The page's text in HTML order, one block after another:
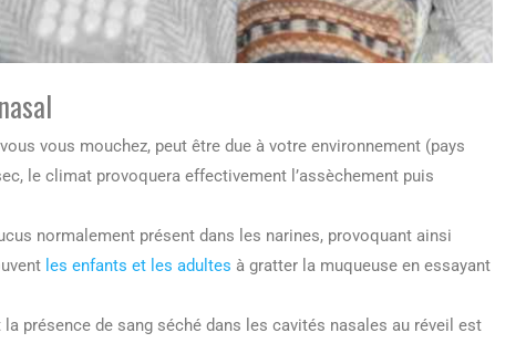
vous mouchez, peut être due à votre environnement (pays
le climat provoquera effectivement l’assèchement puis
normalement présent dans les narines, provoquant ainsi
les enfants et les adultes à gratter la muqueuse en essayant
présence de sang séché dans les cavités nasales au réveil est